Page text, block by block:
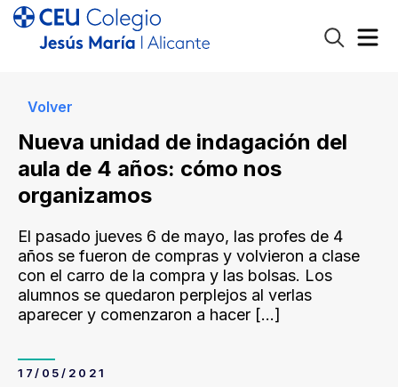
Volver
Nueva unidad de indagación del
aula de 4 años: cómo nos
organizamos
El pasado jueves 6 de mayo, las profes de 4
años se fueron de compras y volvieron a clase
con el carro de la compra y las bolsas. Los
alumnos se quedaron perplejos al verlas
aparecer y comenzaron a hacer […]
17/05/2021